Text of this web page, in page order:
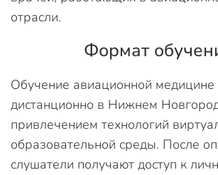
отрасли.
Формат
Обучение авиационной медицине
дистанционно в Нижнем
привлечением технологий
образовательной среды. После
слушатели получают доступ к